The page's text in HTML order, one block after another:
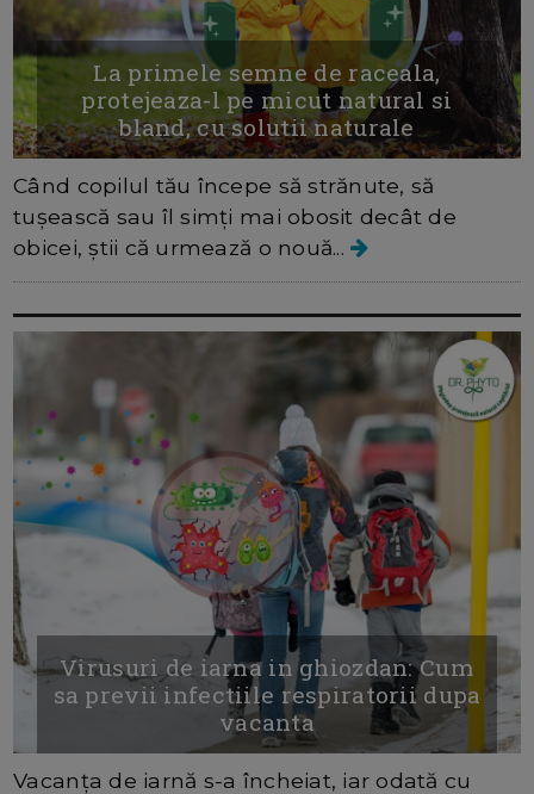
La primele semne de raceala,
protejeaza-l pe micut natural si
bland, cu solutii naturale
Când copilul tău începe să strănute, să
tușească sau îl simți mai obosit decât de
obicei, știi că urmează o nouă...
Virusuri de iarna in ghiozdan: Cum
sa previi infectiile respiratorii dupa
vacanta
Vacanța de iarnă s-a încheiat, iar odată cu